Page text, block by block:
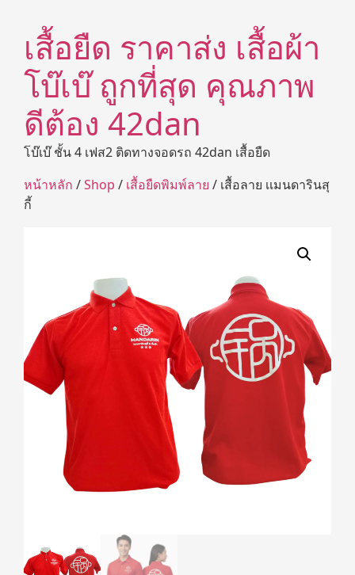
เสื้อยืด ราคาส่ง เสื้อผ้า
โบ๊เบ๊ ถูกที่สุด คุณภาพ
ดีต้อง 42dan
โบ๊เบ๊ ชั้น 4 เฟส2 ติดทางจอดรถ 42dan เสื้อยืด
หน้าหลัก /Shop / เสื้อยืดพิมพ์ลาย / เสื้อลาย เเมนดารินสุ
กี้